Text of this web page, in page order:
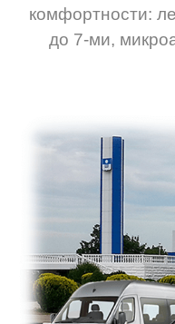
комфортности:
до 7-ми,